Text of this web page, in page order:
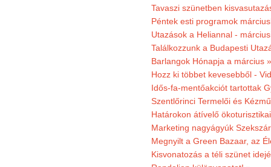
Tavaszi szünetben
Péntek esti programok
Utazások a Heliannal -
Találkozzunk a Budapesti
Barlangok Hónapja a március »
Hozz ki többet kevesebből -
Idős-fa-mentőakciót tartottak
Szentlőrinci Termelői és
Határokon átívelő
Marketing nagyágyúk
Megnyilt a Green Bazaar, az
Kisvonatozás a téli szünet